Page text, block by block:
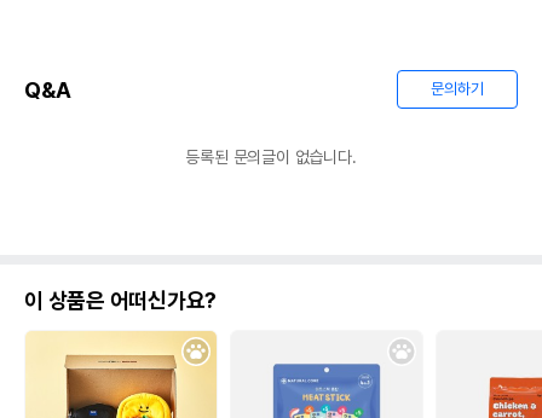
Q&A 문의하기
등록된 문의글이 없습니다.
이 상품은 어떠신가요?